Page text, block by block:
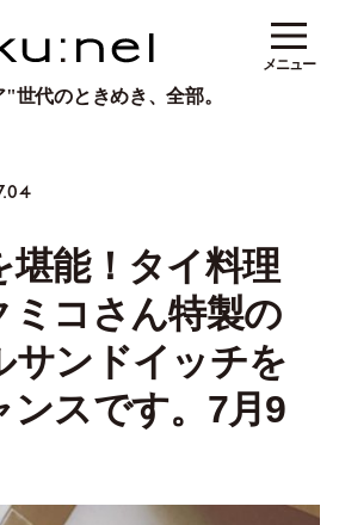
世代のときめき、全部。
メニュー
堪能！タイ料理
ミコさん特製の
サンドイッチを
ンスです。7月9